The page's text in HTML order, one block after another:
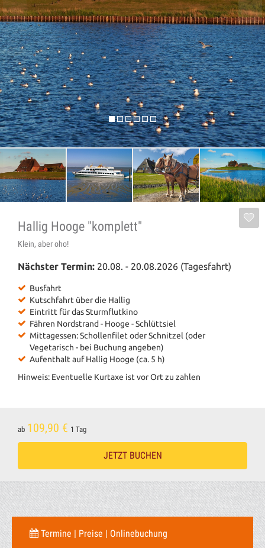
Hallig Hooge "komplett"
Klein, aber oho!
Nächster Termin: 20.08. - 20.08.2026 (Tagesfahrt)
Busfahrt
Kutschfahrt über die Hallig
Eintritt für das Sturmflutkino
Fähren Nordstrand - Hooge - Schlüttsiel
Mittagessen: Schollenfilet oder Schnitzel (oder
Vegetarisch - bei Buchung angeben)
Aufenthalt auf Hallig Hooge (ca. 5 h)
Hinweis: Eventuelle Kurtaxe ist vor Ort zu zahlen
ab 109,90 € 1 Tag
JETZT BUCHEN
Termine | Preise | Onlinebuchung